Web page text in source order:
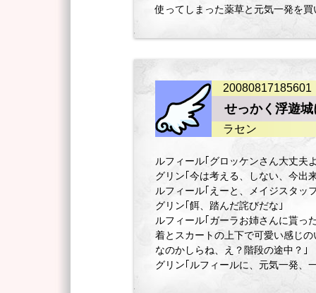
使ってしまった薬草と元気一発を買
20080817185601
せっかく浮遊
ラセン
ルフィール｢グロッケンさん大丈夫
グリン｢今は考える、しない、今出
ルフィール｢えーと、メイジスタ
グリン｢餌、踏んだ詫びだな｣
ルフィール｢ガーラお姉さんに貰っ
着とスカートの上下で可愛い感じ
なのかしらね、え？階段の途中？｣
グリン｢ルフィールに、元気一発、